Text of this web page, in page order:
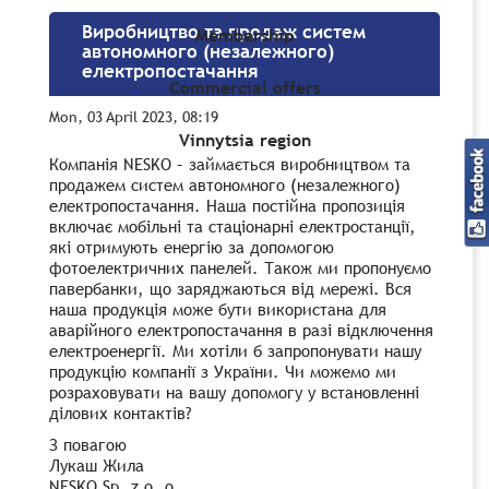
Membership
Commercial offers
Vinnytsia region
Виробництво та продаж систем
автономного (незалежного)
електропостачання
Mon, 03 April 2023, 08:19
Компанія NESKO – займається виробництвом та
продажем систем автономного (незалежного)
електропостачання. Наша постійна пропозиція
включає мобільні та стаціонарні електростанції,
які отримують енергію за допомогою
фотоелектричних панелей. Також ми пропонуємо
павербанки, що заряджаються від мережі. Вся
наша продукція може бути використана для
аварійного електропостачання в разі відключення
електроенергії. Ми хотіли б запропонувати нашу
продукцію компанії з України. Чи можемо ми
розраховувати на вашу допомогу у встановленні
ділових контактів?
З повагою
Лукаш Жила